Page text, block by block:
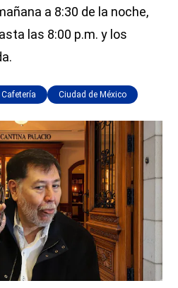
a 8:30 de la noche,
las 8:00 p.m. y los
Cafetería Ciudad de México